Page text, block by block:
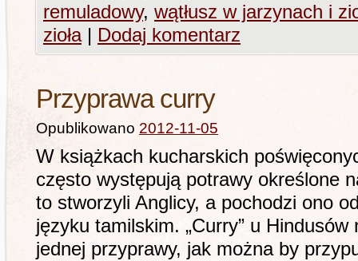
remuladowy, wątłusz w jarzynach i
zioła | Dodaj komentarz
Przyprawa curry
Opublikowano 2012-11-05
W książkach kucharskich
często występują potrawy określone
to stworzyli Anglicy, a pochodzi ono
języku tamilskim. „Curry” u
jednej przyprawy, jak można by